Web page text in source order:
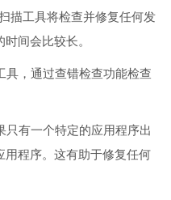
描工具将检查并修复任何发
间会比较长。
具，通过查错检查功能检查
只有一个特定的应用程序出
用程序。这有助于修复任何